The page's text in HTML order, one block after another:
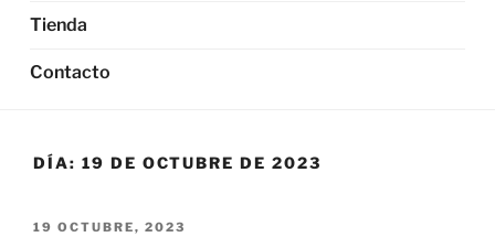
Tienda
Contacto
DÍA: 19 DE OCTUBRE DE 2023
PUBLICADO
19 OCTUBRE, 2023